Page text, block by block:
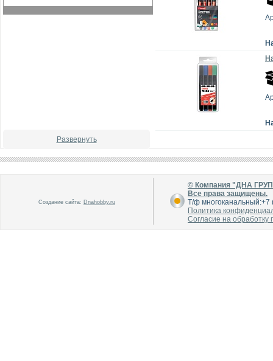
Развернуть
Создание сайта: Dnahobby.ru
© Компания "ДНА
Все права защищены.
Т/ф
Политика
Согласие на